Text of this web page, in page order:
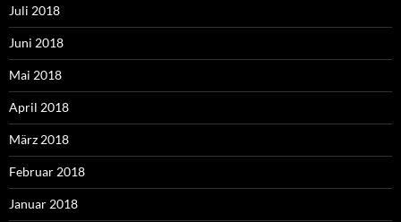
Juli 2018
Juni 2018
Mai 2018
April 2018
März 2018
Februar 2018
Januar 2018